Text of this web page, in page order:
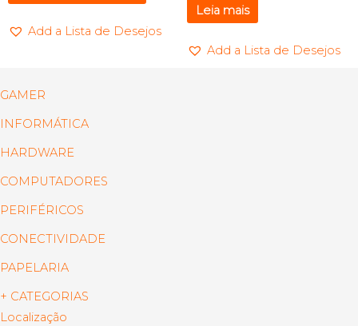
Add a Lista de Desejos
Leia mais
Add a Lista de Desejos
GAMER
INFORMÁTICA
HARDWARE
COMPUTADORES
PERIFÉRICOS
CONECTIVIDADE
PAPELARIA
+ CATEGORIAS
Localização